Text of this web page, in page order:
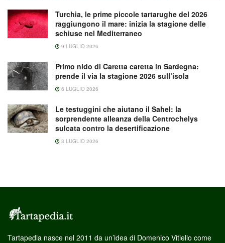
Turchia, le prime piccole tartarughe del 2026
raggiungono il mare: inizia la stagione delle
schiuse nel Mediterraneo
9 LUGLIO 2026
Primo nido di Caretta caretta in Sardegna:
prende il via la stagione 2026 sull’isola
6 LUGLIO 2026
Le testuggini che aiutano il Sahel: la
sorprendente alleanza della Centrochelys
sulcata contro la desertificazione
3 LUGLIO 2026
Tartapedia nasce nel 2011 da un’idea di Domenico Vitiello come